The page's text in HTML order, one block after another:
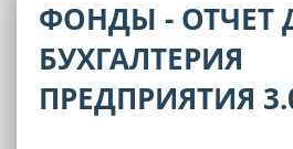
ФОНДЫ - ОТЧЕТ
БУХГАЛТЕРИЯ
ПРЕДПРИЯТИЯ